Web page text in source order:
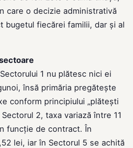
care o decizie administrativă
bugetul fiecărei familii, dar și al
1 nu plătesc nici ei
însă primăria pregătește
conform principiului „plătești
2, taxa variază între 11
funcție de contract. În
lei, iar în Sectorul 5 se achită